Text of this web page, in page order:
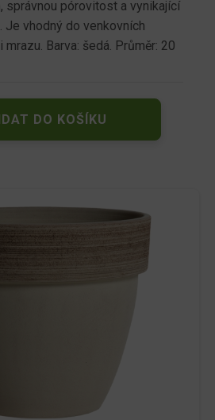
správnou pórovitost a vynikající
Je vhodný do venkovních
Barva: šedá. Průměr: 20
DO KOŠÍKU